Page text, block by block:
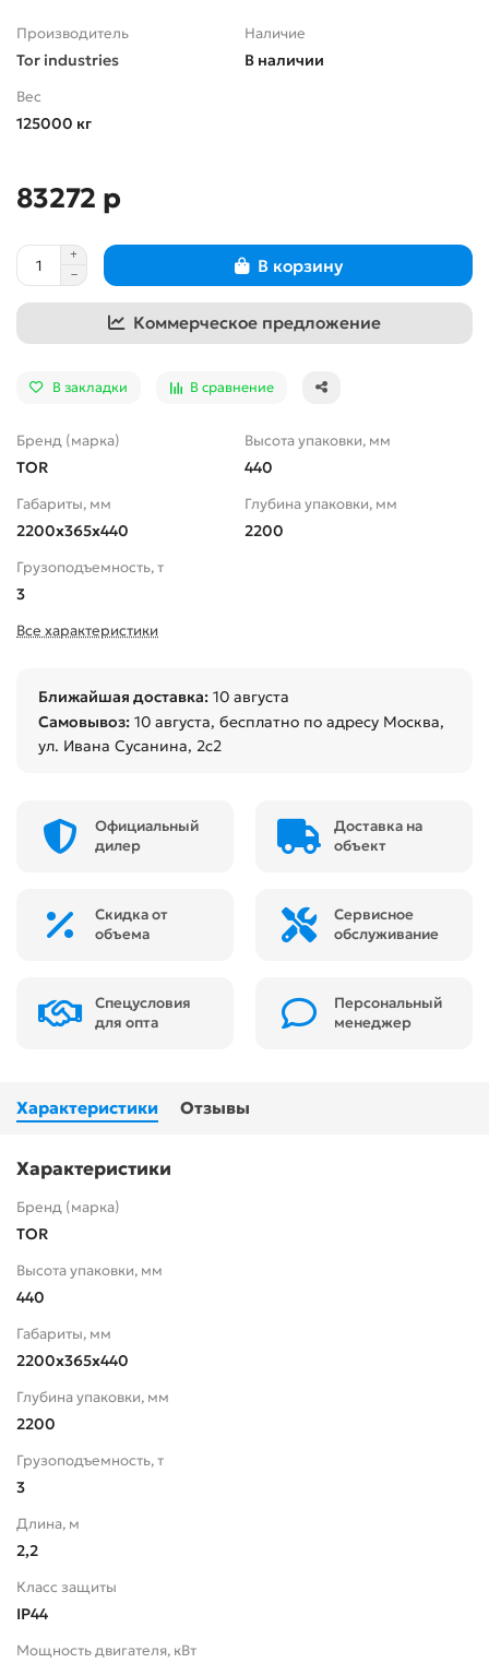
Производитель
Tor industries
Наличие
В наличии
Вес
125000 кг
83272 р
В корзину
Коммерческое предложение
В закладки В сравнение
Бренд (марка)
TOR
Высота упаковки, мм
440
Габариты, мм
2200х365х440
Глубина упаковки, мм
2200
Грузоподъемность, т
3
Все характеристики
Ближайшая доставка: 10 августа
Самовывоз: 10 августа, бесплатно по адресу Москва,
ул. Ивана Сусанина, 2с2
Официальный
дилер
Доставка на
объект
Скидка от
объема
Сервисное
обслуживание
Спецусловия
для опта
Персональный
менеджер
Характеристики Отзывы
Характеристики
Бренд (марка)
TOR
Высота упаковки, мм
440
Габариты, мм
2200х365х440
Глубина упаковки, мм
2200
Грузоподъемность, т
3
Длина, м
2,2
Класс защиты
IP44
Мощность двигателя, кВт